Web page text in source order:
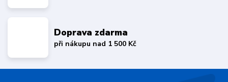
Doprava zdarma
při nákupu nad 1 500 Kč